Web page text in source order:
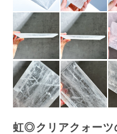
虹◎クリアクォー